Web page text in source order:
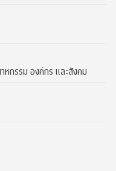
กรรม องค์กร และสังคม